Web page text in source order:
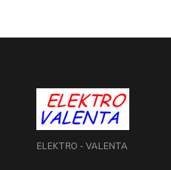
ELEKTRO - VALENTA